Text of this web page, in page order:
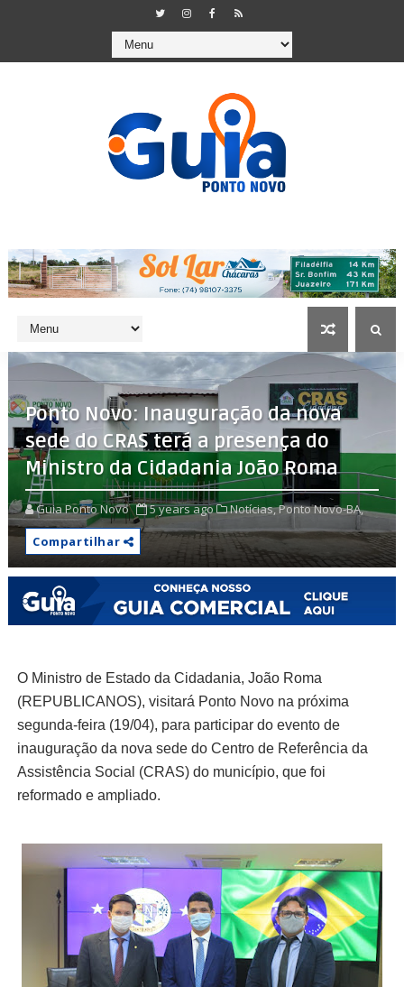
Ponto Novo: Inauguração da nova
sede do CRAS terá a presença do
Ministro da Cidadania João Roma
Guia Ponto Novo 5 years ago Notícias,Ponto Novo-BA,
Compartilhar
O Ministro de Estado da Cidadania, João Roma
(REPUBLICANOS), visitará Ponto Novo na próxima
segunda-feira (19/04), para participar do evento de
inauguração da nova sede do Centro de Referência da
Assistência Social (CRAS) do município, que foi
reformado e ampliado.